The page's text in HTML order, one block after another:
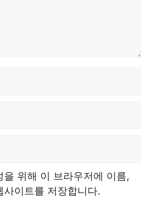
을 위해 이 브라우저에 이름,
사이트를 저장합니다.